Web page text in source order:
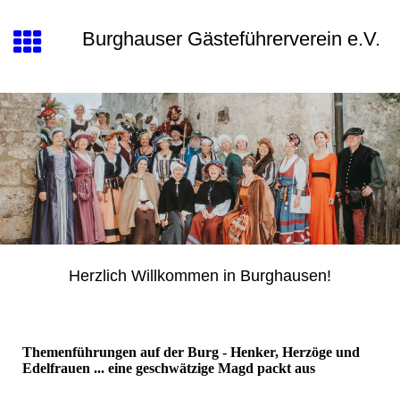
Burghauser Gästeführerverein e.V.
Herzlich Willkommen in Burghausen!
Themenführungen auf der Burg - Henker, Herzöge und
Edelfrauen ... eine geschwätzige Magd packt aus